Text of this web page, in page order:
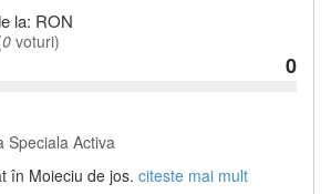
la: RON
0 voturi)
0
Speciala Activa
în Moieciu de jos. citeste mai mult